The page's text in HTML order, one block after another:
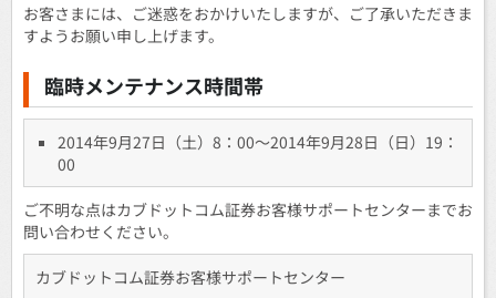
お客さまには、ご迷惑をおかけいたしますが、ご了承いただきま
すようお願い申し上げます。
臨時メンテナンス時間帯
2014年9月27日（土）8：00～2014年9月28日（日）19：
00
ご不明な点はカブドットコム証券お客様サポートセンターまでお
問い合わせください。
カブドットコム証券お客様サポートセンター